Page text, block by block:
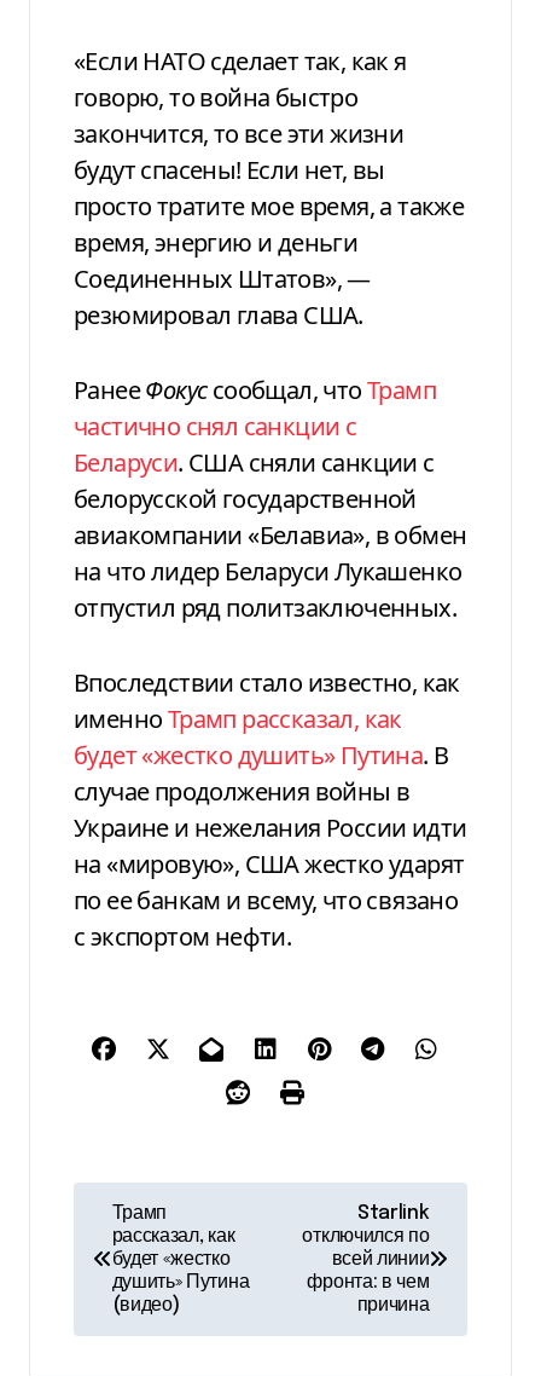
«Если НАТО сделает так, как я
говорю, то война быстро
закончится, то все эти жизни
будут спасены! Если нет, вы
просто тратите мое время, а также
время, энергию и деньги
Соединенных Штатов», —
резюмировал глава США.
РанееФокуссообщал, чтоТрамп
частично снял санкции с
Беларуси. США сняли санкции с
белорусской государственной
авиакомпании «Белавиа», в обмен
на что лидер Беларуси Лукашенко
отпустил ряд политзаключенных.
Впоследствии стало известно, как
именноТрамп рассказал, как
будет «жестко душить» Путина. В
случае продолжения войны в
Украине и нежелания России идти
на «мировую», США жестко ударят
по ее банкам и всему, что связано
с экспортом нефти.
Трамп
рассказал, как
будет «жестко
душить» Путина
(видео)
Starlink
отключился по
всей линии
фронта: в чем
причина